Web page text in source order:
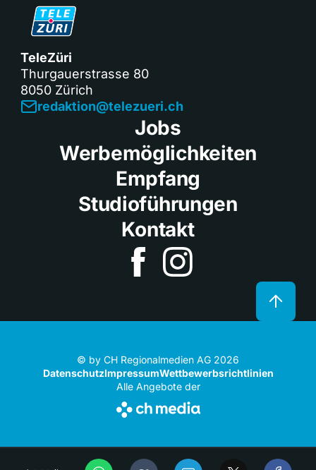
TeleZüri
Thurgauerstrasse 80
8050 Zürich
redaktion@telezueri.ch
Jobs
Werbemöglichkeiten
Empfang
Studioführungen
Kontakt
© by CH Regionalmedien AG 2026
DatenschutzImpressumWettbewerbsrichtlinien
Alle Angebote der